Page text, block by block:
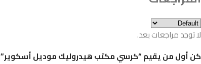
لا توجد مراجعات بعد.
كن أول من يقيم “كرسي مكتب هيدروليك موديل أسكوير”